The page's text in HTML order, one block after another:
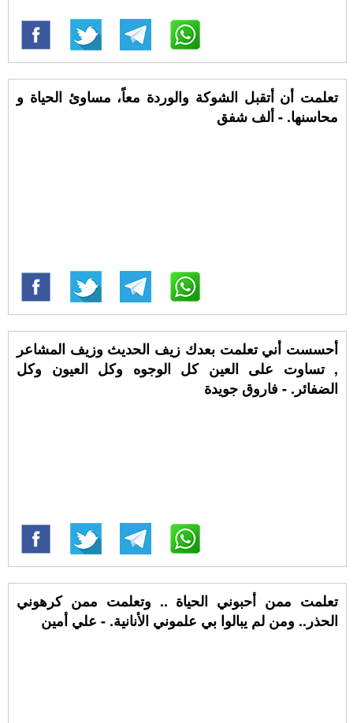
تعلمت أن أتقبل الشوكة والوردة معاً، مساوئ الحياة و
محاسنها. - ألف شفق
أحسست أني تعلمت بعدك زيف الحديث وزيف المشاعر
, تساوت على العين كل الوجوه وكل العيون وكل
الضفائر. - فاروق جويدة
تعلمت ممن أحبوني الحياة .. وتعلمت ممن كرهوني
الحذر.. ومن لم يبالوا بي علموني الأنانية. - علي أمين